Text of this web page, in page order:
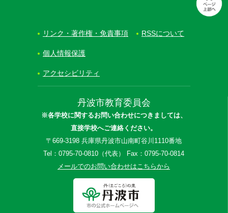
丹波市教育委員会
※各学校に関するお問い合わせにつきましては、
直接学校へご連絡ください。
〒669-3198 兵庫県丹波市山南町谷川1110番地
Tel：0795-70-0810（代表） Fax：0795-70-0814
メールでのお問い合わせはこちらから
リンク・著作権・免責事項 RSSについて
個人情報保護
アクセシビリティ